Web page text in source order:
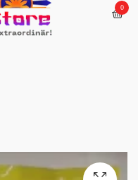
0